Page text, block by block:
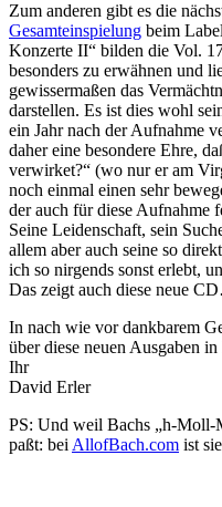
Zum anderen gibt es die
Gesamteinspielung beim
Konzerte II“ bilden die Vol.
besonders zu erwähnen und
gewissermaßen das
darstellen. Es ist dies wohl
ein Jahr nach der Aufnahme
daher eine besondere Ehre,
verwirket?“ (wo nur er am
noch einmal einen sehr
der auch für diese Aufnahme
Seine Leidenschaft, sein
allem aber auch seine so
ich so nirgends sonst erlebt,
Das zeigt auch diese neue
In nach wie vor dankbarem
über diese neuen Ausgaben
Ihr
David Erler
PS: Und weil Bachs „h-Moll-
paßt: bei AllofBach.com ist